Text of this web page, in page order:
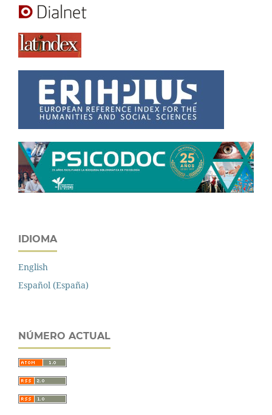
IDIOMA
English
Español (España)
NÚMERO ACTUAL